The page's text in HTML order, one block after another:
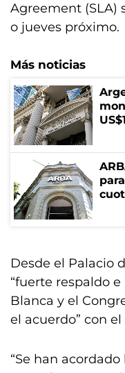
Agreement (SLA)
o jueves próximo.
Más noticias
Desde el Palacio
“fuerte respaldo
Blanca y el
el acuerdo” con el
“Se han